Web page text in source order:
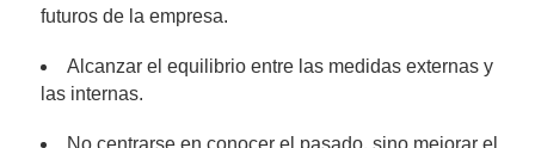
futuros de la empresa.
Alcanzar el equilibrio entre las medidas externas y
las internas.
No centrarse en conocer el pasado, sino mejorar el